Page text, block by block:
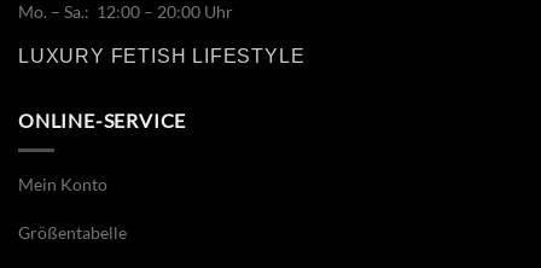
Mo. – Sa.: 12:00 – 20:00 Uhr
LUXURY FETISH LIFESTYLE
ONLINE-SERVICE
Mein Konto
Größentabelle